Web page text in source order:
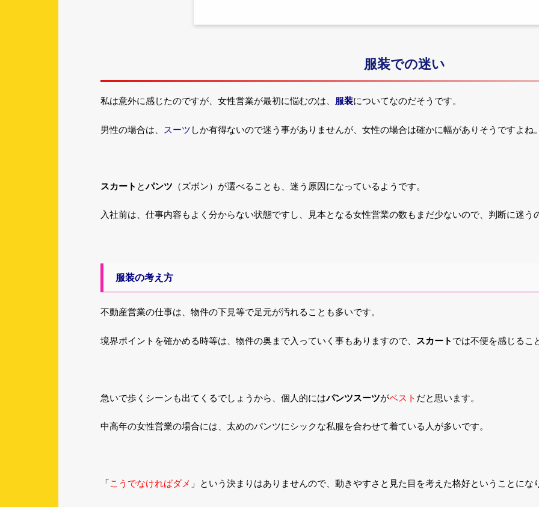
服装での迷い
私は意外に感じたのですが、女性営業が最初に悩むのは、 服装についてなのだそうです。
男性の場合は、 スーツ しか有得ないので迷う事がありませんが、女性の場合は確かに幅がありそうですよね
スカート とパンツ （ズボン）が選べることも、迷う原因になっているようです。
入社前は、仕事内容もよく分からない状態ですし、見本となる女性営業の数もまだ少ないので、判断に迷う
服装の考え方
不動産営業の仕事は、物件の下見等で足元が汚れることも多いです。
境界ポイントを確かめる時等は、物件の奥まで入っていく事もありますので、 スカート では不便を感じるこ
急いで歩くシーンも出てくるでしょうから、個人的にはパンツスーツがベスト だと思います。
中高年の女性営業の場合には、太めのパンツにシックな私服を合わせて着ている人が多いです。
「 こうでなければダメ 」という決まりはありませんので、動きやすさと見た目を考えた格好ということにな